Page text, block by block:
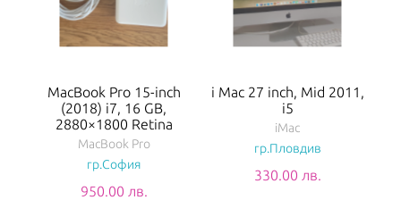
MacBook Pro 15-inch
(2018) i7, 16 GB,
2880×1800 Retina
MacBook Pro
гр.София
950.00 лв.
i Mac 27 inch, Mid 2011,
i5
iMac
гр.Пловдив
330.00 лв.